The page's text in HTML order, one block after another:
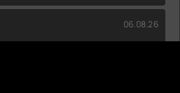
06.08.26
Сюжет, конечно,